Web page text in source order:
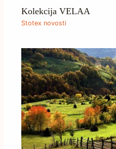
Kolekcija VELAA
Stotex novosti